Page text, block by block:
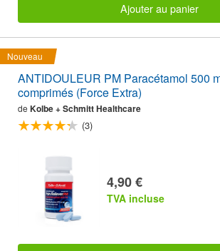
Ajouter au panier
Nouveau
ANTIDOULEUR PM Paracétamol 500
comprimés (Force Extra)
de Kolbe + Schmitt Healthcare
(3)
4,90 €
TVA incluse